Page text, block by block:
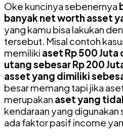
Oke kuncinya sebenernya
banyak net worth asset
yang kamu bisa lakukan
tersebut. Misal contoh
memiliki aset Rp 500 Juta
utang sebesar Rp 200
asset yang dimiliki
besar memang tapi jika
merupakan aset yang
kendaraan yang digunakan
ada faktor pasif income